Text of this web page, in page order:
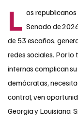
L os
Senado de
de 53 escaños,
redes sociales. Por
internas complican
demócratas,
control, ven
Georgia y Louisiana.